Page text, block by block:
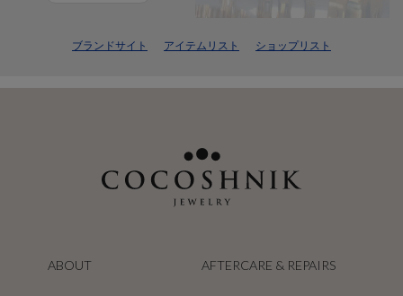
ブランドサイト アイテムリスト ショップリスト
ABOUT AFTERCARE & REPAIRS